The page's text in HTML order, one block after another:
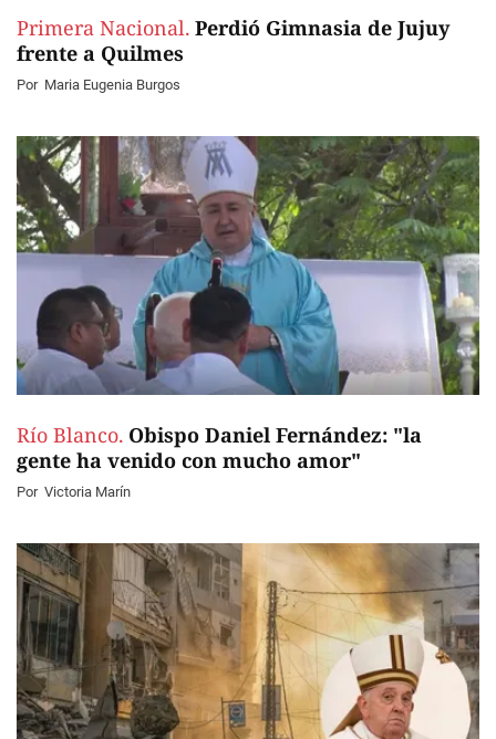
Primera Nacional. Perdió Gimnasia de Jujuy
frente a Quilmes
Por Maria Eugenia Burgos
Río Blanco. Obispo Daniel Fernández: "la
gente ha venido con mucho amor"
Por Victoria Marín